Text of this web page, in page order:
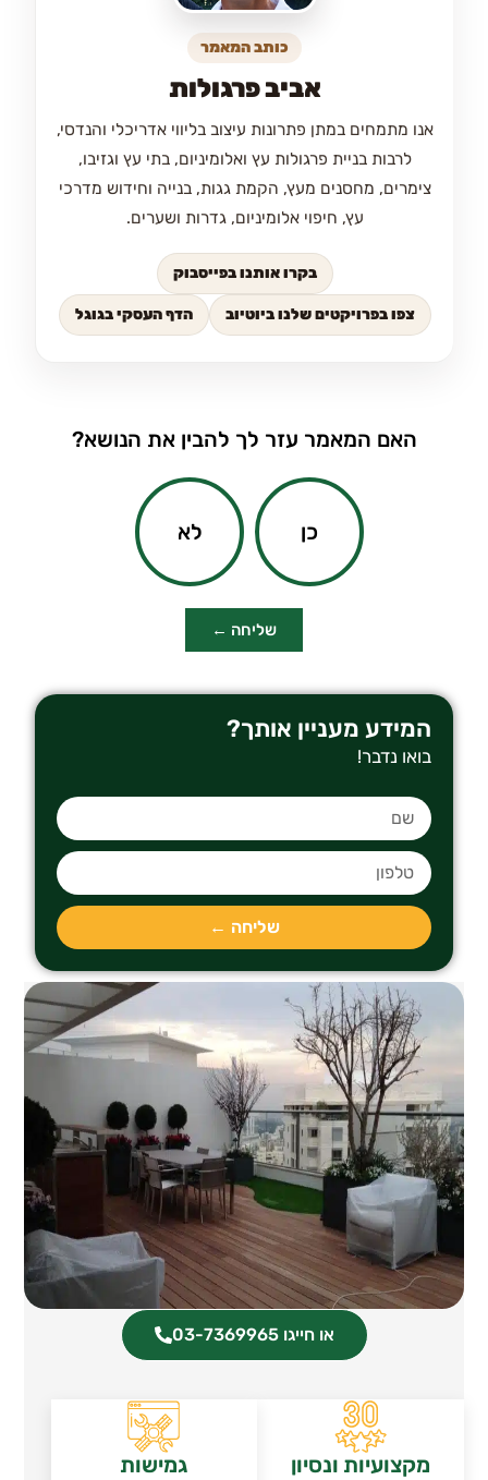
כותב המאמר
אביב פרגולות
אנו מתמחים במתן פתרונות עיצוב בליווי אדריכלי והנדסי,
לרבות בניית פרגולות עץ ואלומיניום, בתי עץ וגזיבו,
צימרים, מחסנים מעץ, הקמת גגות, בנייה וחידוש מדרכי
עץ, חיפוי אלומיניום, גדרות ושערים.
בקרו אותנו בפייסבוק
צפו בפרויקטים שלנו ביוטיוב הדף העסקי בגוגל
האם המאמר עזר לך להבין את הנושא?
כן לא
שליחה ←
המידע מעניין אותך?
בואו נדבר!
שליחה ←
או חייגו 03-7369965
מקצועיות ונסיון גמישות